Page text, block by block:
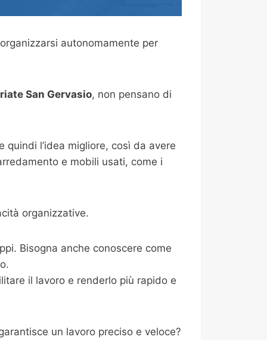
autonomamente per
San Gervasio, non pensano di
quindi l’idea migliore, così da avere
e mobili usati, come i
organizzative.
Bisogna anche conoscere come
il lavoro e renderlo più rapido e
un lavoro preciso e veloce?